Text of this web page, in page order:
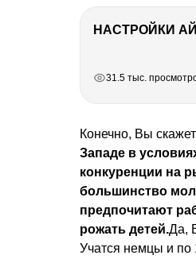
31.5 тыс.
Конечно, Вы
Западе в
конкуренции на
большинство
предпочитают
рожать детей.Да,
Учатся немцы и по